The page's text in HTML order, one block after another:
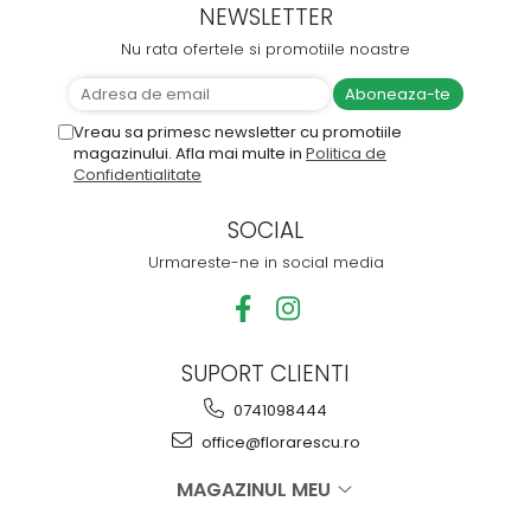
NEWSLETTER
Nu rata ofertele si promotiile noastre
Vreau sa primesc newsletter cu promotiile
magazinului. Afla mai multe in Politica de
Confidentialitate
SOCIAL
Urmareste-ne in social media
SUPORT CLIENTI
0741098444
office@florarescu.ro
MAGAZINUL MEU